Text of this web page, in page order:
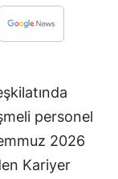
personel
2026
Kariyer